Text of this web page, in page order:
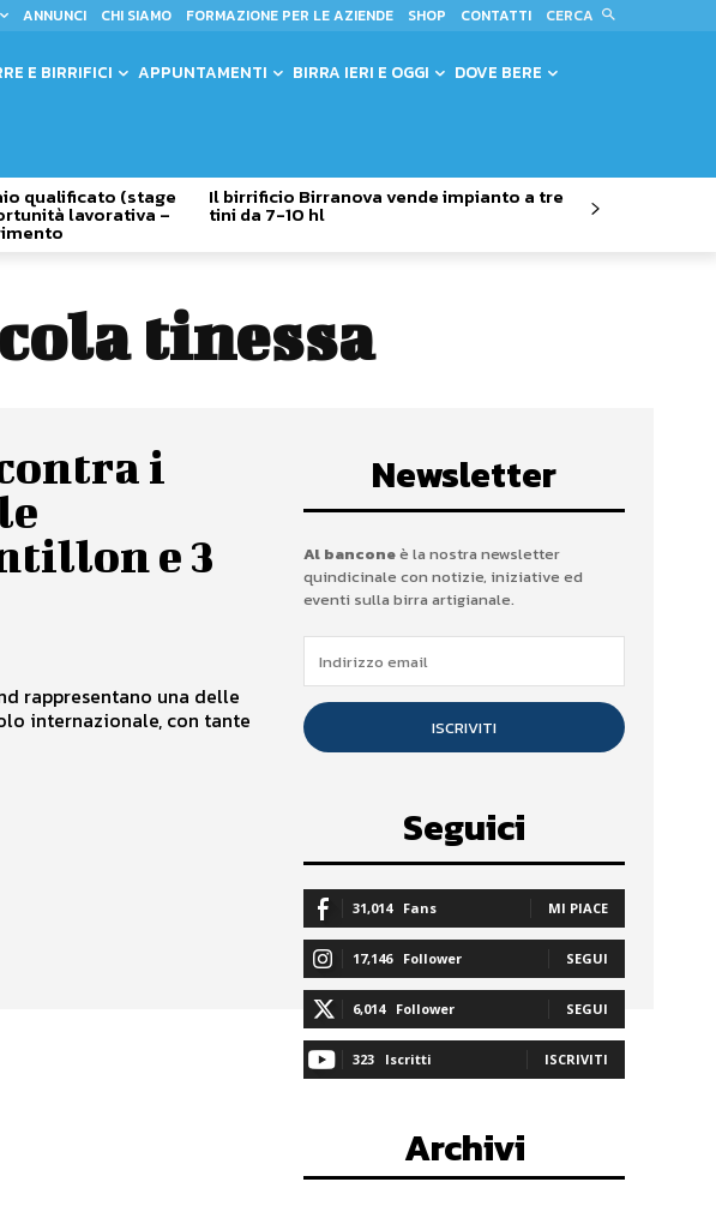
ANNUNCI CHI SIAMO FORMAZIONE PER LE AZIENDE SHOP CONTATTI CERCA
E BIRRIFICI APPUNTAMENTI BIRRA IERI E OGGI DOVE BERE
qualificato (stage
lavorativa –
Il birrificio Birranova vende impianto a tre
tini da 7-10 hl
tinessa
i
e 3
rappresentano una delle
internazionale, con tante
Newsletter
Al banconeè la nostra newsletter
quindicinale con notizie, iniziative ed
eventi sulla birra artigianale.
ISCRIVITI
Seguici
31,014 Fans MI PIACE
17,146 Follower SEGUI
6,014 Follower SEGUI
323 Iscritti ISCRIVITI
Archivi